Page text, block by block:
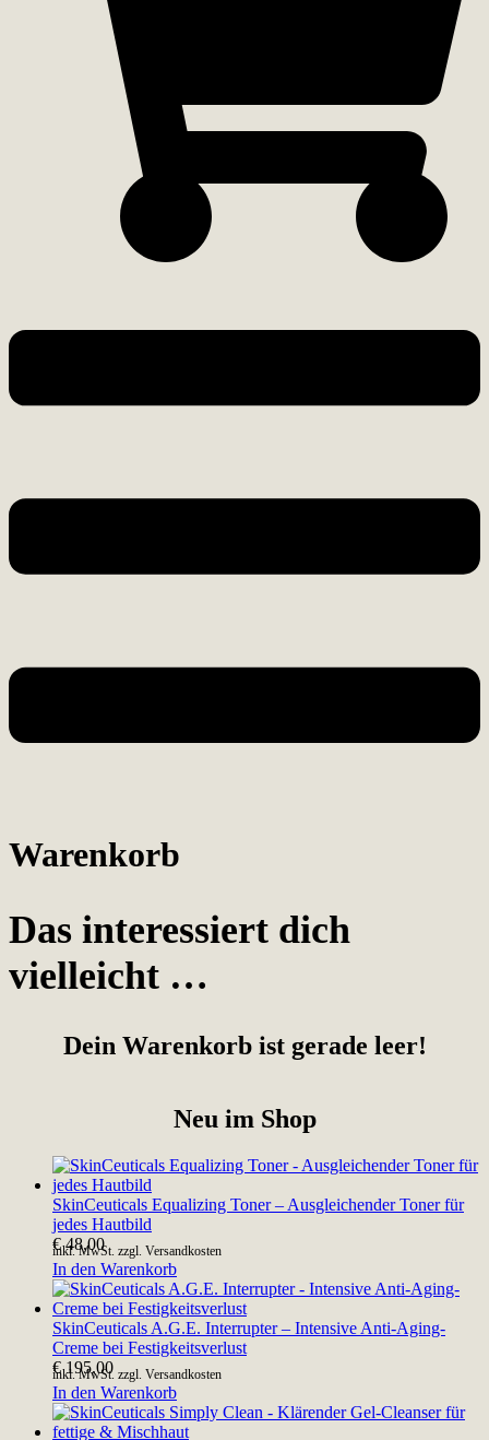
Warenkorb
Das interessiert dich
vielleicht …
Dein Warenkorb ist gerade leer!
Neu im Shop
SkinCeuticals Equalizing Toner – Ausgleichender Toner für
jedes Hautbild
€48,00
inkl. MwSt. zzgl. Versandkosten
In den Warenkorb
SkinCeuticals A.G.E. Interrupter – Intensive Anti-Aging-
Creme bei Festigkeitsverlust
€195,00
inkl. MwSt. zzgl. Versandkosten
In den Warenkorb